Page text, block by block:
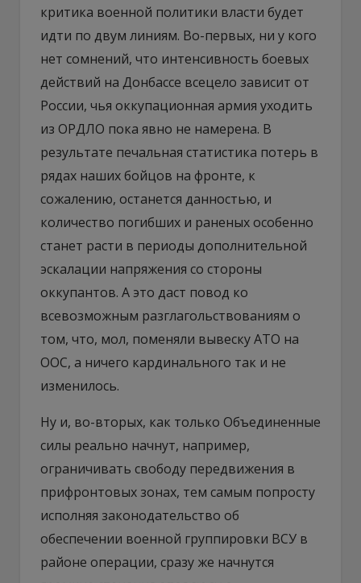
критика военной политики власти будет
идти по двум линиям. Во-первых, ни у кого
нет сомнений, что интенсивность боевых
действий на Донбассе всецело зависит от
России, чья оккупационная армия уходить
из ОРДЛО пока явно не намерена. В
результате печальная статистика потерь в
рядах наших бойцов на фронте, к
сожалению, останется данностью, и
количество погибших и раненых особенно
станет расти в периоды дополнительной
эскалации напряжения со стороны
оккупантов. А это даст повод ко
всевозможным разглагольствованиям о
том, что, мол, поменяли вывеску АТО на
ООС, а ничего кардинального так и не
изменилось.
Ну и, во-вторых, как только Объединенные
силы реально начнут, например,
ограничивать свободу передвижения в
прифронтовых зонах, тем самым попросту
исполняя законодательство об
обеспечении военной группировки ВСУ в
районе операции, сразу же начнутся